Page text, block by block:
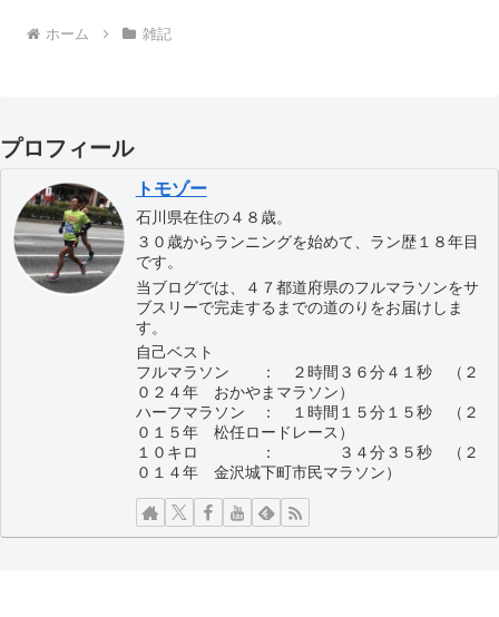
ホーム 雑記
プロフィール
トモゾー
石川県在住の４８歳。
３０歳からランニングを始めて、ラン歴１８年目
です。
当ブログでは、４７都道府県のフルマラソンをサ
ブスリーで完走するまでの道のりをお届けしま
す。
自己ベスト
フルマラソン ： ２時間３６分４１秒 （２
０２４年 おかやまマラソン）
ハーフマラソン ： １時間１５分１５秒 （２
０１５年 松任ロードレース）
１０キロ ： ３４分３５秒 （２
０１４年 金沢城下町市民マラソン）